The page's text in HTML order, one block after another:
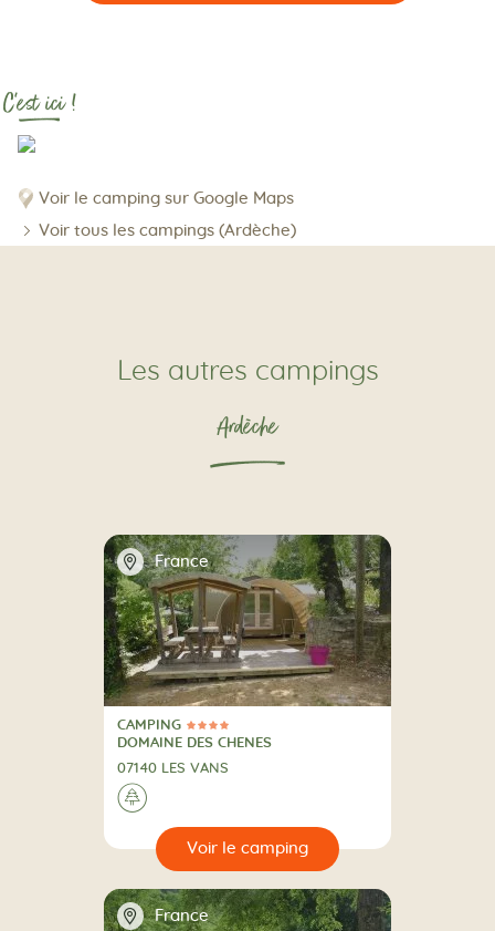
C'est ici !
Voir le camping sur Google Maps
Voir tous les campings (Ardèche)
Les autres campings
Ardèche
📍 France
4 Étoiles
CAMPING
CAMPING
DOMAINE DES CHENES
07140 LES VANS
A la campagne
🌲
📍 France